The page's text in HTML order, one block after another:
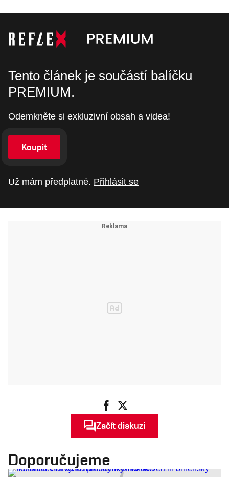
Tento článek je součástí balíčku
PREMIUM.
Odemkněte si exkluzivní obsah a videa!
Koupit
Už mám předplatné. Přihlásit se
Začít diskuzi
Doporučujeme